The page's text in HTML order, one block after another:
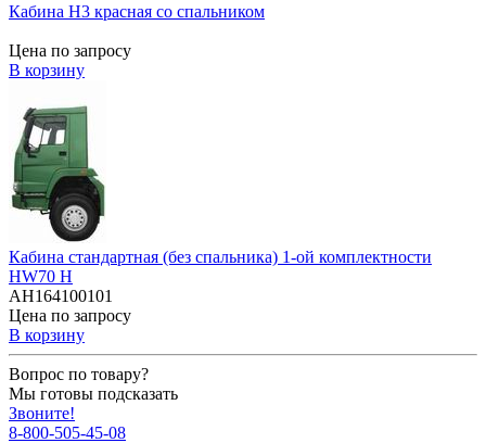
Кабина H3 красная со спальником
Цена по запросу
В корзину
Кабина стандартная (без спальника) 1-ой комплектности
HW70 H
AH164100101
Цена по запросу
В корзину
Вопрос по товару?
Мы готовы подсказать
Звоните!
8-800-505-45-08